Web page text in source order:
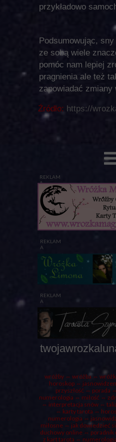
REKLAM
A
REKLAM
A
REKLAM
A
wróżby ⇔ wróżba ⇔
horoskop ⇔
przyszłość ⇔ porada
numerologia ⇔ miłość ⇔
⇔ interpretacja snów ⇔
⇔ karty tarota ⇔
numerologia ⇔
miłosne ⇔ jak dowiedzieć
duchowy online ⇔
z kart tarota ⇔
Źródło: https://
przykładowo
Podsumowując,
ze sobą wiele
pomóc nam lepiej
pragnienia ale też
zapowiadać zmiany